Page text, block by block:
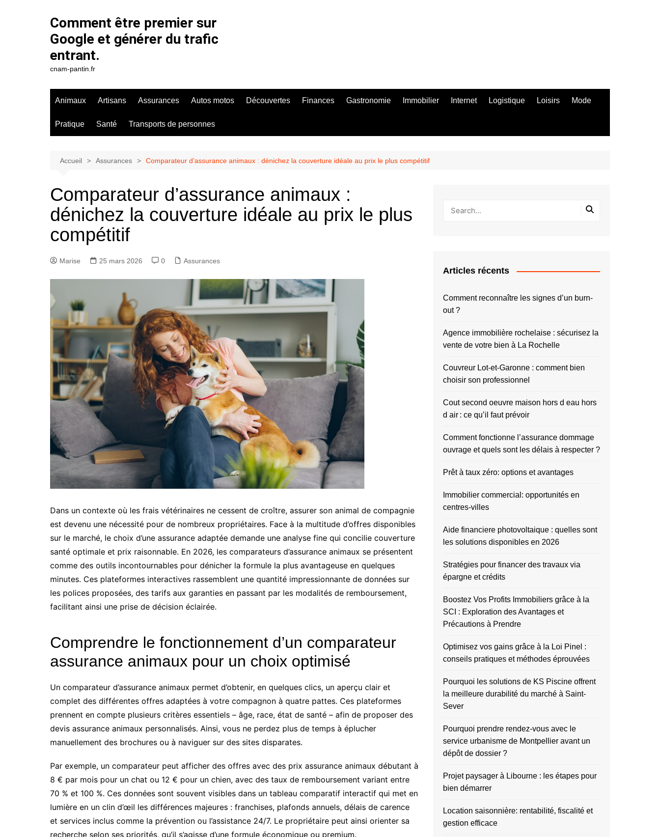
Comment être premier sur
Google et générer du trafic
entrant.
cnam-pantin.fr
Animaux Artisans Assurances Autos motos Découvertes Finances Gastronomie Immobilier Internet Logistique Loisirs Mode
Pratique Santé Transports de personnes
Accueil Assurances Comparateur d’assurance animaux : dénichez la couverture idéale au prix le plus compétitif
Comparateur d’assurance animaux :
dénichez la couverture idéale au prix le plus
compétitif
Marise 25 mars 2026 0 Assurances
Dans un contexte où les frais vétérinaires ne cessent de croître, assurer son animal de compagnie
est devenu une nécessité pour de nombreux propriétaires. Face à la multitude d’offres disponibles
sur le marché, le choix d’une assurance adaptée demande une analyse fine qui concilie couverture
santé optimale et prix raisonnable. En 2026, les comparateurs d’assurance animaux se présentent
comme des outils incontournables pour dénicher la formule la plus avantageuse en quelques
minutes. Ces plateformes interactives rassemblent une quantité impressionnante de données sur
les polices proposées, des tarifs aux garanties en passant par les modalités de remboursement,
facilitant ainsi une prise de décision éclairée.
Comprendre le fonctionnement d’un comparateur
assurance animaux pour un choix optimisé
Un comparateur d’assurance animaux permet d’obtenir, en quelques clics, un aperçu clair et
complet des différentes offres adaptées à votre compagnon à quatre pattes. Ces plateformes
prennent en compte plusieurs critères essentiels – âge, race, état de santé – afin de proposer des
devis assurance animaux personnalisés. Ainsi, vous ne perdez plus de temps à éplucher
manuellement des brochures ou à naviguer sur des sites disparates.
Par exemple, un comparateur peut afficher des offres avec des prix assurance animaux débutant à
8 € par mois pour un chat ou 12 € pour un chien, avec des taux de remboursement variant entre
70 % et 100 %. Ces données sont souvent visibles dans un tableau comparatif interactif qui met en
lumière en un clin d’œil les différences majeures : franchises, plafonds annuels, délais de carence
et services inclus comme la prévention ou l’assistance 24/7. Le propriétaire peut ainsi orienter sa
recherche selon ses priorités, qu’il s’agisse d’une formule économique ou premium.
Articles récents
Comment reconnaître les signes d’un burn-
out ?
Agence immobilière rochelaise : sécurisez la
vente de votre bien à La Rochelle
Couvreur Lot-et-Garonne : comment bien
choisir son professionnel
Cout second oeuvre maison hors d eau hors
d air : ce qu’il faut prévoir
Comment fonctionne l’assurance dommage
ouvrage et quels sont les délais à respecter ?
Prêt à taux zéro: options et avantages
Immobilier commercial: opportunités en
centres-villes
Aide financiere photovoltaique : quelles sont
les solutions disponibles en 2026
Stratégies pour financer des travaux via
épargne et crédits
Boostez Vos Profits Immobiliers grâce à la
SCI : Exploration des Avantages et
Précautions à Prendre
Optimisez vos gains grâce à la Loi Pinel :
conseils pratiques et méthodes éprouvées
Pourquoi les solutions de KS Piscine offrent
la meilleure durabilité du marché à Saint-
Sever
Pourquoi prendre rendez-vous avec le
service urbanisme de Montpellier avant un
dépôt de dossier ?
Projet paysager à Libourne : les étapes pour
bien démarrer
Location saisonnière: rentabilité, fiscalité et
gestion efficace